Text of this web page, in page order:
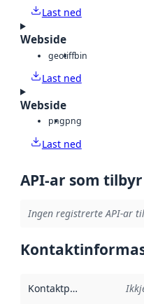
Last ned
Webside
geotiffbin
Last ned
Webside
pngpng
Last ned
API-ar som
Ingen registrerte API-ar
Kontaktpunkt